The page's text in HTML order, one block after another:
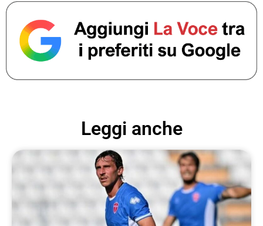
Leggi anche